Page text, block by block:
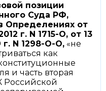
позиции
Суда РФ,
Определениях от
г. N 1715-О, от 13
г. N 1298-О-О, «не
как
и часть вторая
Российской